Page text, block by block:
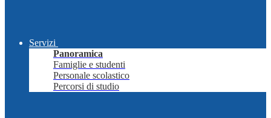
Servizi
Panoramica
Famiglie e studenti
Personale scolastico
Percorsi di studio